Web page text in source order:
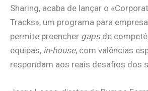
Sharing, acaba de lançar o
Tracks», um programa para
permite preencher gapsde
equipas, in-house, com valências
respondam aos reais desafios dos